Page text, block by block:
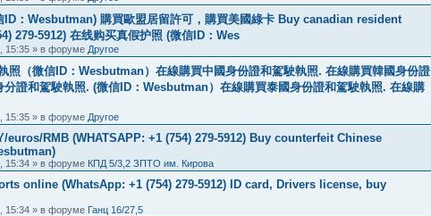
ID：Wesbutman) 購買歐盟居留許可，購買美國綠卡 Buy canadian resident
279-5912) 在线购买真假护照 (微信ID：Wes
15:35 » в форуме Другое
照（微信ID：Wesbutman）在線購買中國身份證和駕駛執照. 在線購買韓國身份證
證和駕駛執照. (微信ID：Wesbutman）在線購買泰國身份證和駕駛執照. 在線購
15:35 » в форуме Другое
euros/RMB (WHATSAPP: +1 (754) 279-5912) Buy counterfeit Chinese
15:34 » в форуме КПД 5/3,2 ЗПТО им. Кирова
online (WhatsApp: +1 (754) 279-5912) ID card, Drivers license, buy
15:34 » в форуме Ганц 16/27,5